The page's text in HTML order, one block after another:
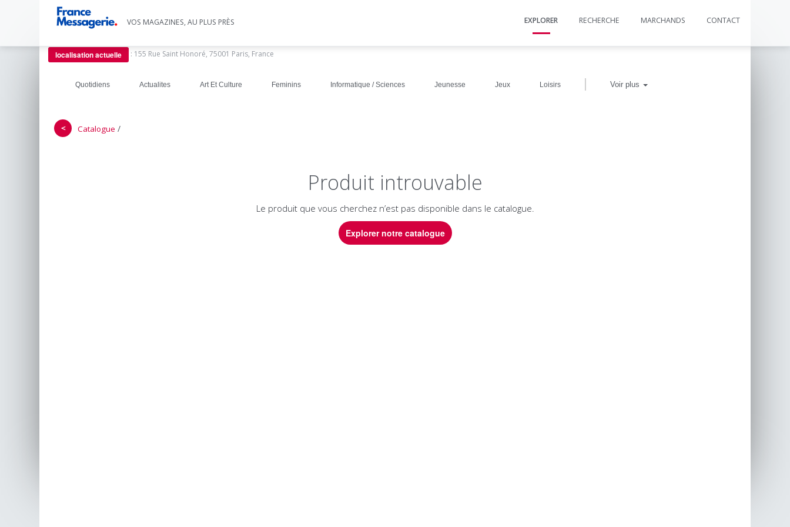
VOS MAGAZINES, AU PLUS PRÈS EXPLORER RECHERCHE MARCHANDS CONTACT
localisation actuelle : 155 Rue Saint Honoré, 75001 Paris, France
Quotidiens Actualites Art Et Culture Feminins Informatique / Sciences Jeunesse Jeux Loisirs | Voir plus
＜ Catalogue /
Produit introuvable
Le produit que vous cherchez n’est pas disponible dans le catalogue.
Explorer notre catalogue